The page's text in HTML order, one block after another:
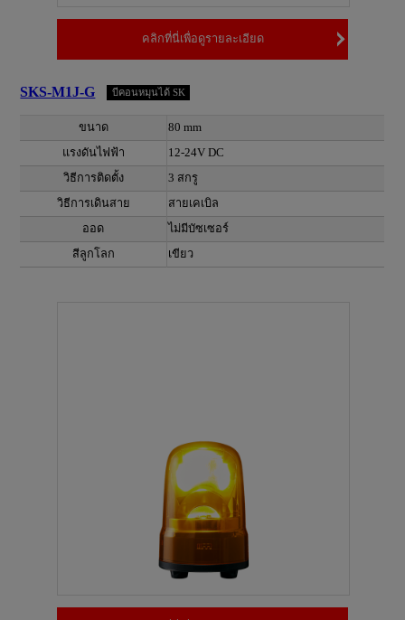
คลิกที่นี่เพื่อดูรายละเอียด
SKS-M1J-G บีคอนหมุนได้ SK
ขนาด
80 mm
แรงดันไฟฟ้า
12-24V DC
วิธีการติดตั้ง
3 สกรู
วิธีการเดินสาย
สายเคเบิล
ออด
ไม่มีบัซเซอร์
สีลูกโลก
เขียว